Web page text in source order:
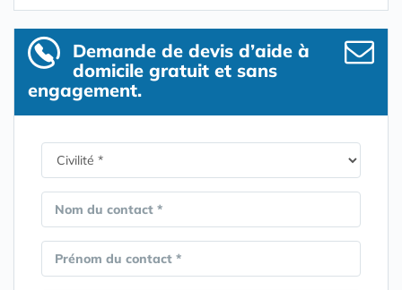
Demande de devis d’aide à
domicile gratuit et sans
engagement.
Nom du contact *
Prénom du contact *